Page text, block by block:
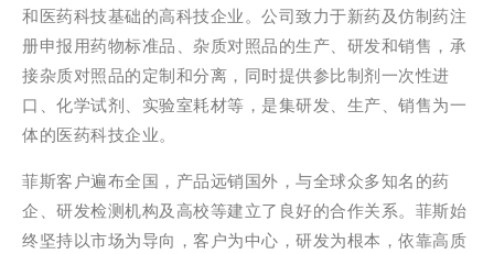
和医药科技基础的高科技企业。公司致力于新药及仿制药注
册申报用药物标准品、杂质对照品的生产、研发和销售，承
接杂质对照品的定制和分离，同时提供参比制剂一次性进
口、化学试剂、实验室耗材等，是集研发、生产、销售为一
体的医药科技企业。
菲斯客户遍布全国，产品远销国外，与全球众多知名的药
企、研发检测机构及高校等建立了良好的合作关系。菲斯始
终坚持以市场为导向，客户为中心，研发为根本，依靠高质